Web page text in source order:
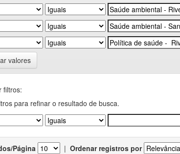
valores
filtros:
para refinar o resultado de busca.
Página | Ordenar registros por